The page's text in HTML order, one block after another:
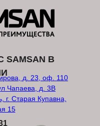
В
д. 23, оф. 110
Чапаева, д. 3В
г. Старая Купавна,
15